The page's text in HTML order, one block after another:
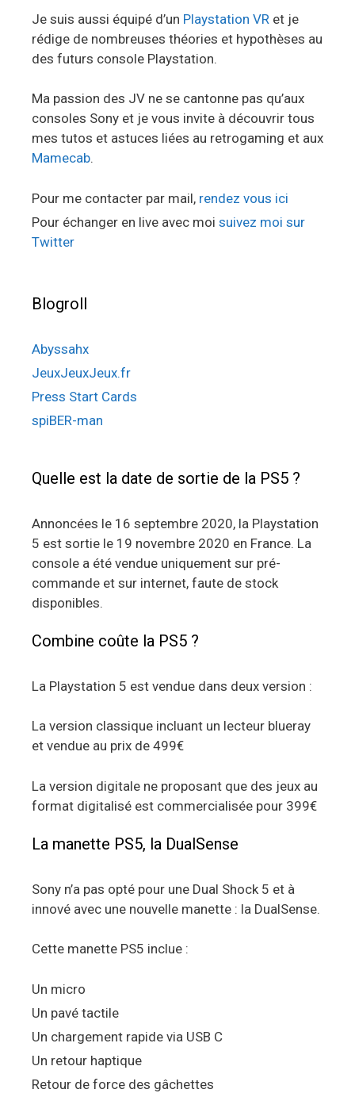
Je suis aussi équipé d’un Playstation VR et je
rédige de nombreuses théories et hypothèses au
des futurs console Playstation.
Ma passion des JV ne se cantonne pas qu’aux
consoles Sony et je vous invite à découvrir tous
mes tutos et astuces liées au retrogaming et aux
Mamecab.
Pour me contacter par mail, rendez vous ici
Pour échanger en live avec moi suivez moi sur
Twitter
Blogroll
Abyssahx
JeuxJeuxJeux.fr
Press Start Cards
spiBER-man
Quelle est la date de sortie de la PS5 ?
Annoncées le 16 septembre 2020, la Playstation
5 est sortie le 19 novembre 2020 en France. La
console a été vendue uniquement sur pré-
commande et sur internet, faute de stock
disponibles.
Combine coûte la PS5 ?
La Playstation 5 est vendue dans deux version :
La version classique incluant un lecteur blueray
et vendue au prix de 499€
La version digitale ne proposant que des jeux au
format digitalisé est commercialisée pour 399€
La manette PS5, la DualSense
Sony n’a pas opté pour une Dual Shock 5 et à
innové avec une nouvelle manette : la DualSense.
Cette manette PS5 inclue :
Un micro
Un pavé tactile
Un chargement rapide via USB C
Un retour haptique
Retour de force des gâchettes